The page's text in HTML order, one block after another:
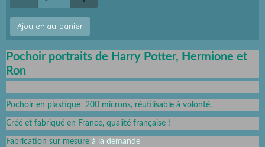
Ajouter au panier
Pochoir portraits de Harry Potter, Hermione et
Ron
Pochoir en plastique 200 microns, réutilisable à volonté.
Créé et fabriqué en France, qualité française !
Fabrication sur mesure à la demande